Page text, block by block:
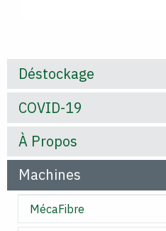
Déstockage
COVID-19
À Propos
Machines
MécaFibre